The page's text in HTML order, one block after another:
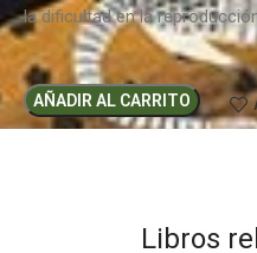
la dificultad en la
AÑADIR AL CARRITO
Libros